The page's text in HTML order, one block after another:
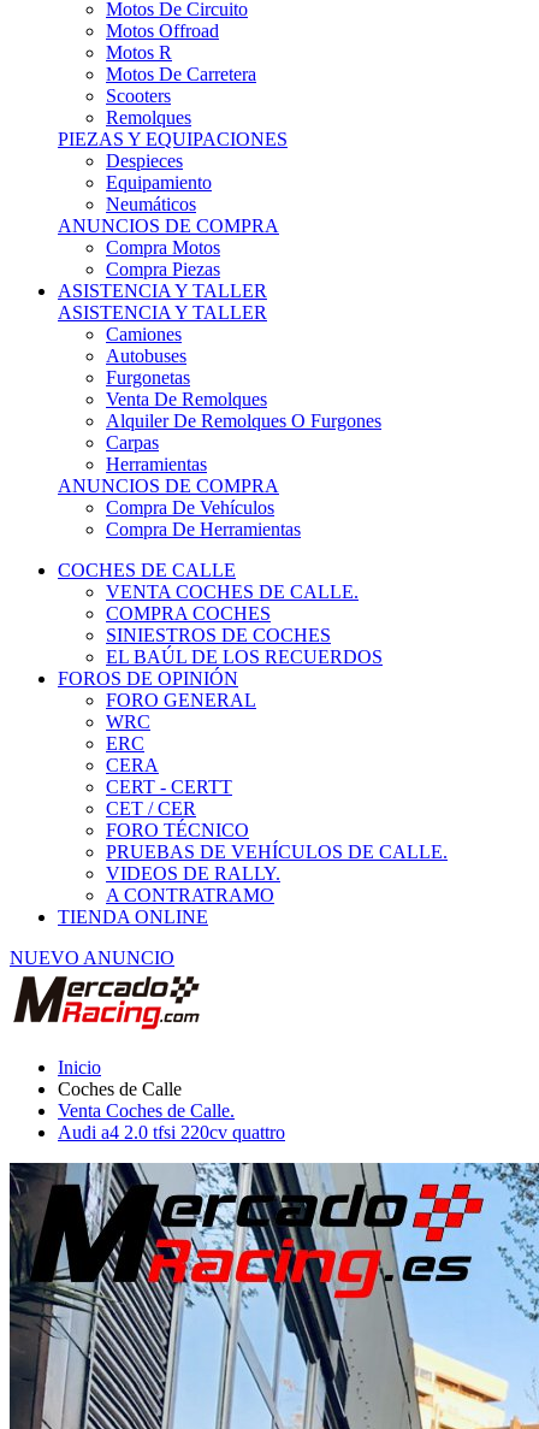
Motos R
Motos De Carretera
Scooters
Remolques
PIEZAS Y EQUIPACIONES
Despieces
Equipamiento
Neumáticos
ANUNCIOS DE COMPRA
Compra Motos
Compra Piezas
ASISTENCIA Y TALLER
ASISTENCIA Y TALLER
Camiones
Autobuses
Furgonetas
Venta De Remolques
Alquiler De Remolques O Furgones
Carpas
Herramientas
ANUNCIOS DE COMPRA
Compra De Vehículos
Compra De Herramientas
COCHES DE CALLE
VENTA COCHES DE CALLE.
COMPRA COCHES
SINIESTROS DE COCHES
EL BAÚL DE LOS RECUERDOS
FOROS DE OPINIÓN
FORO GENERAL
WRC
ERC
CERA
CERT - CERTT
CET / CER
FORO TÉCNICO
PRUEBAS DE VEHÍCULOS DE CALLE.
VIDEOS DE RALLY.
A CONTRATRAMO
TIENDA ONLINE
NUEVO ANUNCIO
Coches de Calle
Venta Coches de Calle.
Audi a4 2.0 tfsi 220cv quattro